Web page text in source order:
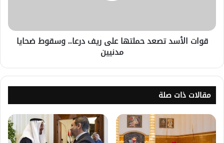
قوات الأسد تصعد حملتها على ريف درعا.. وسقوط ضحايا
مدنيين
مقالات ذات صلة